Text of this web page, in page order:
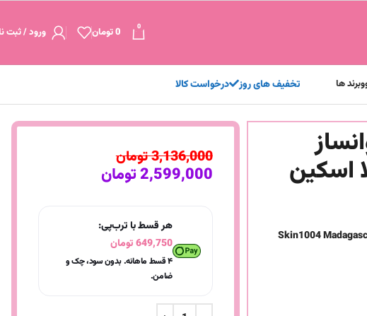
0
0تومان ورود / ثبت
برند ها تخفیف های روز
درخواست کالا
اسکین
Skin1004
3,136,000تومان
2,599,000تومان
هر قسط با ترب‌پی:
649,750تومان
۴ قسط ماهانه. بدون سود، چک و
ضامن.